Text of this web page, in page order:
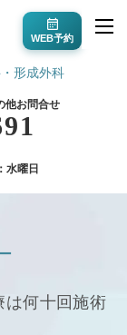
WEB予約
形成外科
他お問合せ
水曜日
は何十回施術